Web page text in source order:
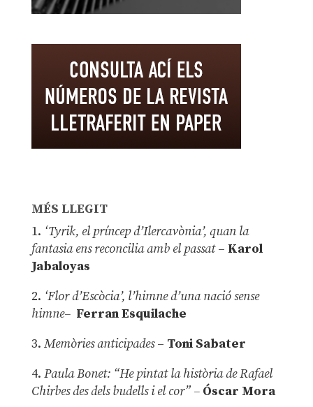
MÉS LLEGIT
1. ‘Tyrik, el príncep d’Ilercavònia’, quan la
fantasia ens reconcilia amb el passat– Karol
Jabaloyas
2. ‘Flor d’Escòcia’, l’himne d’una nació sense
himne– Ferran Esquilache
3. Memòries anticipades– Toni Sabater
4. Paula Bonet: “He pintat la història de Rafael
Chirbes des dels budells i el cor” –Óscar Mora